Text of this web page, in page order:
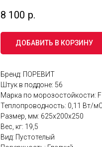
8 100 р.
ДОБАВИТЬ В КОРЗИНУ
Бренд: ПОРЕВИТ
Штук в поддоне: 56
Марка по морозостойкости: F
Теплопроводность: 0,11 Вт/
Размер, мм: 625х200х250
Вес, кг: 19,5
Вид: Пустотелый